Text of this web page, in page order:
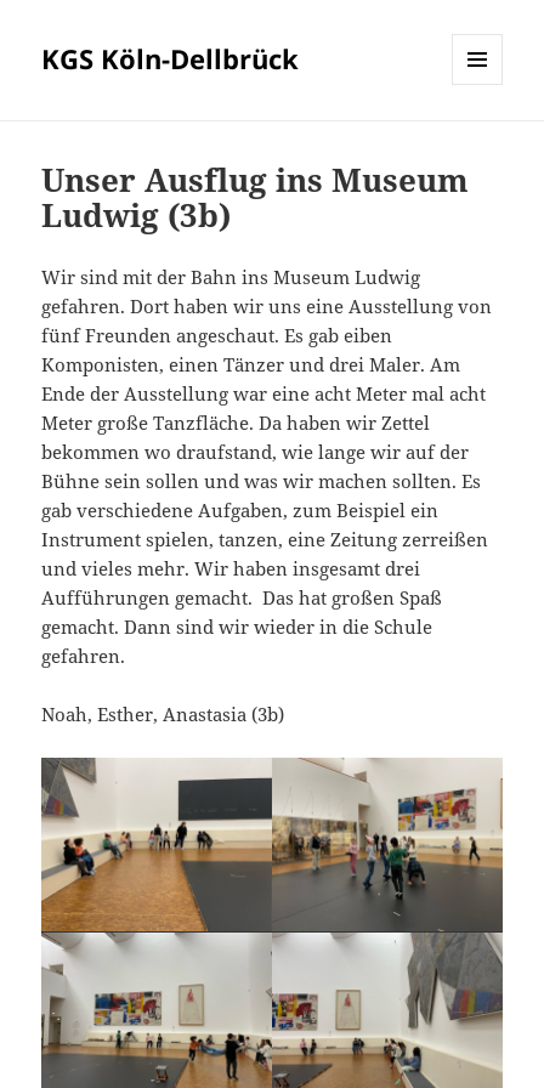
KGS Köln-Dellbrück
Unser Ausflug ins Museum
Ludwig (3b)
Wir sind mit der Bahn ins Museum Ludwig
gefahren. Dort haben wir uns eine Ausstellung von
fünf Freunden angeschaut. Es gab eiben
Komponisten, einen Tänzer und drei Maler. Am
Ende der Ausstellung war eine acht Meter mal acht
Meter große Tanzfläche. Da haben wir Zettel
bekommen wo draufstand, wie lange wir auf der
Bühne sein sollen und was wir machen sollten. Es
gab verschiedene Aufgaben, zum Beispiel ein
Instrument spielen, tanzen, eine Zeitung zerreißen
und vieles mehr. Wir haben insgesamt drei
Aufführungen gemacht. Das hat großen Spaß
gemacht. Dann sind wir wieder in die Schule
gefahren.
Noah, Esther, Anastasia (3b)